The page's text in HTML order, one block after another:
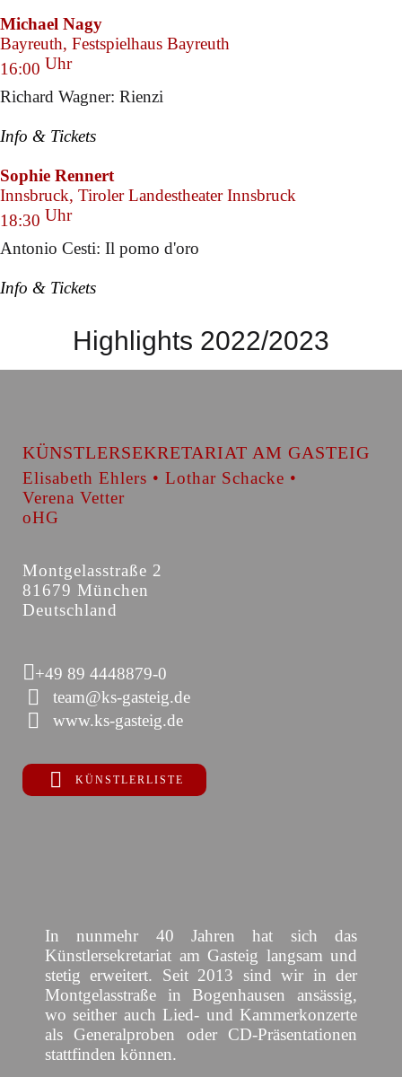
Michael Nagy
Bayreuth, Festspielhaus Bayreuth
16:00 Uhr
Richard Wagner: Rienzi
Info & Tickets
Sophie Rennert
Innsbruck, Tiroler Landestheater Innsbruck
18:30 Uhr
Antonio Cesti: Il pomo d'oro
Info & Tickets
Highlights 2022/2023
KÜNSTLERSEKRETARIAT AM GASTEIG
Elisabeth Ehlers • Lothar Schacke •
Verena Vetter
oHG
Montgelasstraße 2
81679 München
Deutschland
+49 89 4448879-0
team@ks-gasteig.de
www.ks-gasteig.de
KÜNSTLERLISTE
In nunmehr 40 Jahren hat sich das
Künstlersekretariat am Gasteig langsam und
stetig erweitert. Seit 2013 sind wir in der
Montgelasstraße in Bogenhausen ansässig,
wo seither auch Lied- und Kammerkonzerte
als Generalproben oder CD-Präsentationen
stattfinden können.